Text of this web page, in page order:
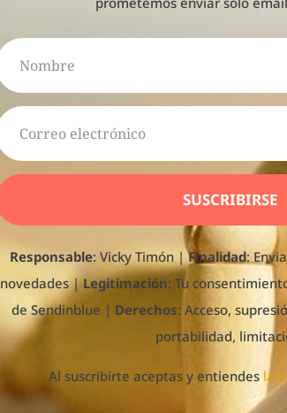
SUSCRIBIRSE
Responsable: Vicky Timón |Finalidad:
novedades |Legitimación: Tu
de Sendinblue | Derechos: Acceso,
portabilidad,
Al suscribirte aceptas y entiendes la